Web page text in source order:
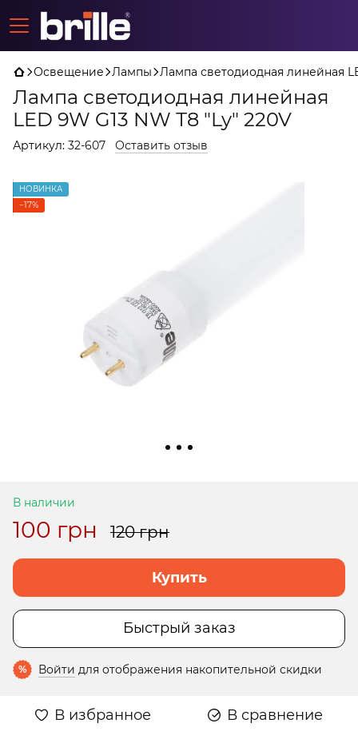
Освещение Лампы Лампа светодиодная линейная
Лампа светодиодная линейная
LED 9W G13 NW Т8 "Ly" 220V
Артикул: 32-607 Оставить отзыв
НОВИНКА
−17%
В наличии
100 грн 120 грн
Купить
Быстрый заказ
% Войти для отображения накопительной скидки
В избранное В сравнение